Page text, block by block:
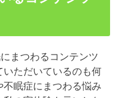
まつわるコンテンツ
いただいているのも何
眠症にまつわる悩み